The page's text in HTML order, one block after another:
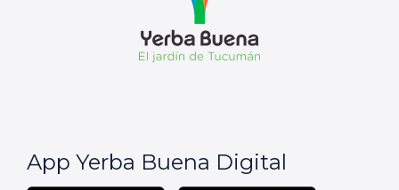
App Yerba Buena Digital